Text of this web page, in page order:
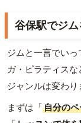
谷保駅でジ
ジムと一言でい
ガ・ピラティス
ジャンルは変わり
まずは「自分の